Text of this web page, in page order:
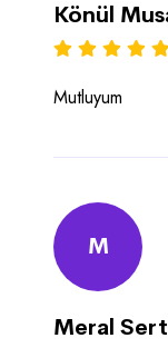
Könül
Mutluyum
M
Meral Sert